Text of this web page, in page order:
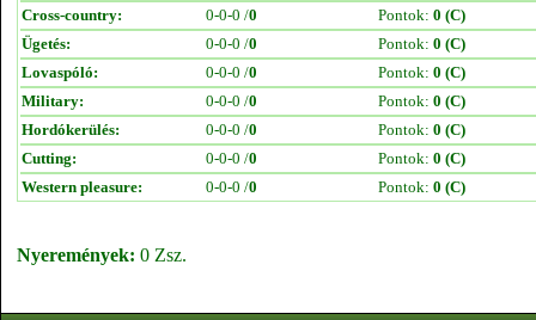
Cross-country:
0-0-0 /0 Pontok: 0 (C)
Ügetés:
0-0-0 /0 Pontok: 0 (C)
Lovaspóló:
0-0-0 /0 Pontok: 0 (C)
Military:
0-0-0 /0 Pontok: 0 (C)
Hordókerülés:
0-0-0 /0 Pontok: 0 (C)
Cutting:
0-0-0 /0 Pontok: 0 (C)
Western pleasure:
0-0-0 /0 Pontok: 0 (C)
Nyeremények: 0 Zsz.